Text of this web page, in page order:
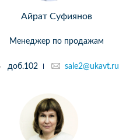
Айрат Суфиянов
Менеджер по продажам
доб.102 sale2@ukavt.ru